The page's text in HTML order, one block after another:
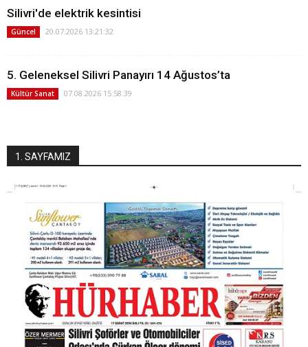
Silivri'de elektrik kesintisi
Güncel 20.07.2026 13:21:32
5. Geleneksel Silivri Panayırı 14 Ağustos’ta
Kültür Sanat 07.08.2026 15:58:39
1. SAYFAMIZ